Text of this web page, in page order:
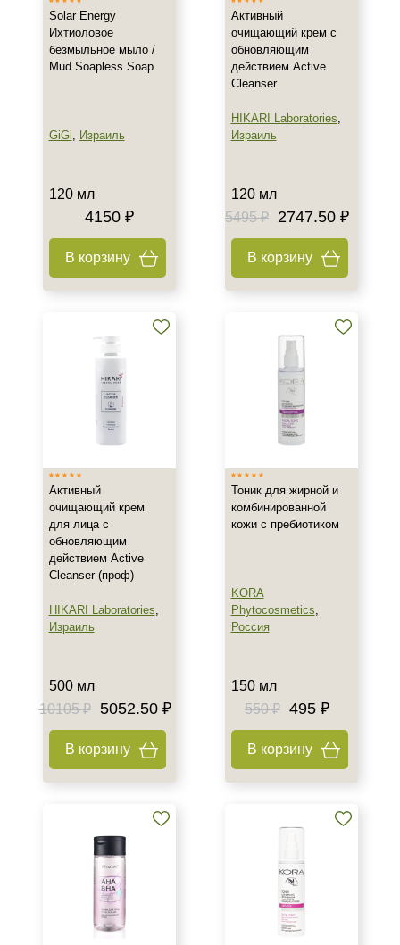
День
Ежедневный
Показать еще
Для женщин
Демакияж
Форма выпуска
Solar Energy
Ихтиоловое
безмыльное мыло /
Mud Soapless Soap
GiGi, Израиль
120 мл
4150 ₽
В корзину
Активный
очищающий крем с
обновляющим
действием Active
Cleanser
HIKARI Laboratories,
Израиль
120 мл
5495 ₽
2747.50 ₽
В корзину
Активный
очищающий крем
для лица с
обновляющим
действием Active
Cleanser (проф)
HIKARI Laboratories,
Израиль
500 мл
10105 ₽
5052.50 ₽
В корзину
Тоник для жирной и
комбинированной
кожи с пребиотиком
KORA
Phytocosmetics,
Россия
150 мл
550 ₽ 495 ₽
В корзину